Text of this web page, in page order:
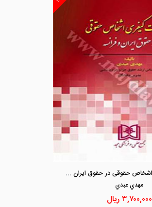
مسئولیت کیفری اشخاص حقوقی در حقوق ایران و فرانسه
مهدي عبدي
۳,۷۰۰,۰۰۰ریال